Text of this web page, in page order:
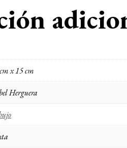
x 15 cm
Herguera